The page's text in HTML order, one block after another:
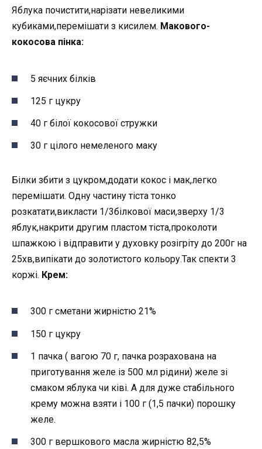
Яблука почистити,нарізати невеликими
кубиками,перемішати з кисилем. Макового-
кокосова пінка:
5 яєчних білків
125 г цукру
40 г білої кокосової стружки
30 г цілого немеленого маку
Білки збити з цукром,додати кокос і мак,легко
перемішати. Одну частину тіста тонко
розкатати,викласти 1/3білкової маси,зверху 1/3
яблук,накрити другим пластом тіста,проколоти
шпажкою і відправити у духовку розігріту до 200г на
25хв,випікати до золотистого кольору.Так спекти 3
коржі. Крем:
300 г сметани жирністю 21%
150 г цукру
1 пачка ( вагою 70 г, пачка розрахована на
приготування желе із 500 мл рідини) желе зі
смаком яблука чи ківі. А для дуже стабільного
крему можна взяти і 100 г (1,5 пачки) порошку
желе.
300 г вершкового масла жирністю 82,5%